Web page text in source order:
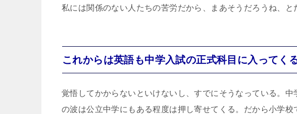
私には関係のない人たちの苦労だから、まあそうだろうね、と
これからは英語も中学入試の正式科目に入ってく
覚悟してかからないといけないし、すでにそうなっている。
の波は公立中学にもある程度は押し寄せてくる。だから小学